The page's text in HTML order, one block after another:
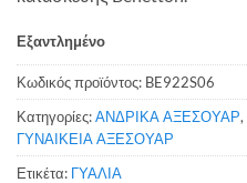
Εξαντλημένο
Κωδικός προϊόντος: BE922S06
Κατηγορίες:ΑΝΔΡΙΚΑ ΑΞΕΣΟΥΑΡ,
ΓΥΝΑΙΚΕΙΑ ΑΞΕΣΟΥΑΡ
Ετικέτα: ΓΥΑΛΙΑ